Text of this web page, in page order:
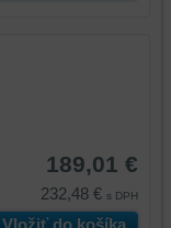
189,01 €
232,48 € s DPH
Vložiť do košíka